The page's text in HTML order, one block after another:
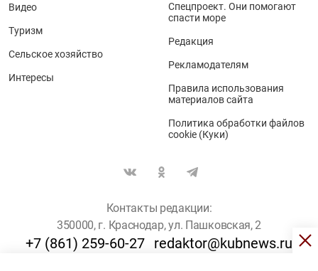
Видео
Туризм
Сельское хозяйство
Интересы
Спецпроект. Они помогают
спасти море
Редакция
Рекламодателям
Правила использования
материалов сайта
Политика обработки файлов
cookie (Куки)
Контакты редакции:
350000, г. Краснодар, ул. Пашковская, 2
+7 (861) 259-60-27 redaktor@kubnews.ru